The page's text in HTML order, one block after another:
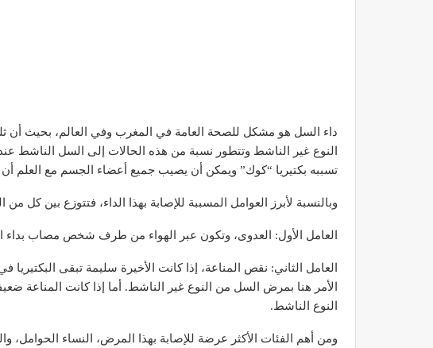
داء السل هو مشكل للصحة العامة في المغرب وفي العالم، بحيث أن
النوع غير الناشط وتتطور نسبة من هذه الحالات إلى السل
تسببه بكتيريا “كوك” ويمكن أن يصيب جميع أعضاء الجسم مع العلم أن
وبالنسبة لأبرز العوامل المسببة للإصابة بهذا الداء، فتتوزع بين كل
العامل الأول: العدوى، وتكون عبر الهواء من طرف شخص مصاب
العامل الثاني: نقص المناعة، إذا كانت الأخيرة سليمة تبقى
الأمر هنا بمرض السل من النوع غير الناشط. أما إذا كانت
النوع الناشط.
ومن أهم الفئات الأكثر عرضة للإصابة بهذا المرض، النساء الحوامل،
مصحة الأخوين بالصويرة توفير معدات
ديسمبر 14, 2022